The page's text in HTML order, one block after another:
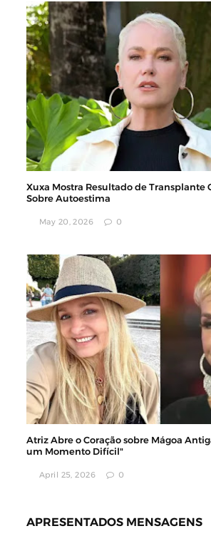
Xuxa Mostra Resultado de Transplante
Sobre Autoestima
May 20, 2026 0
Atriz Abre o Coração sobre Mágoa
um Momento Difícil"
April 25, 2026 0
APRESENTADOS MENSAGENS